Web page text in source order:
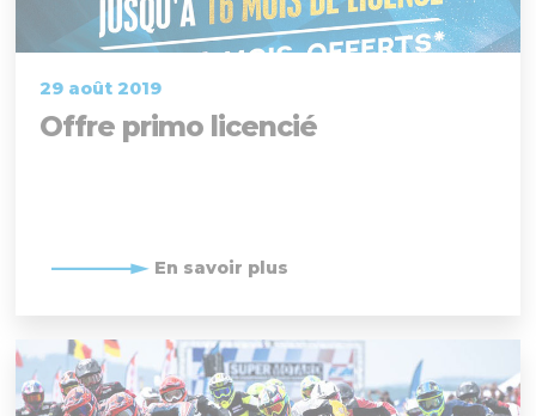
29 août 2019
Offre primo licencié
En savoir plus